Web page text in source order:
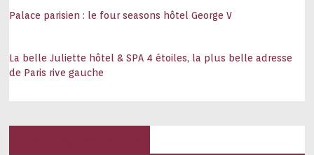
Palace parisien : le four seasons hôtel George V
La belle Juliette hôtel & SPA 4 étoiles, la plus belle adresse
de Paris rive gauche